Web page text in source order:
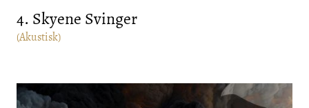
4. Skyene Svinger
(Akustisk)